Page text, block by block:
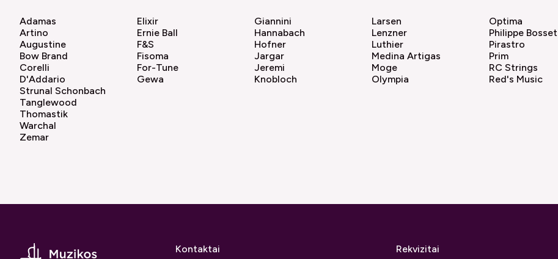
Adamas
Artino
Augustine
Bow Brand
Corelli
D'Addario
Elixir
Ernie Ball
F&S
Fisoma
For-Tune
Gewa
Giannini
Hannabach
Hofner
Jargar
Jeremi
Knobloch
Larsen
Lenzner
Luthier
Medina Artigas
Moge
Olympia
Optima
Philippe Bosset
Pirastro
Prim
RC Strings
Red's Music
Strunal Schonbach
Tanglewood
Thomastik
Warchal
Zemar
Kontaktai Rekvizitai